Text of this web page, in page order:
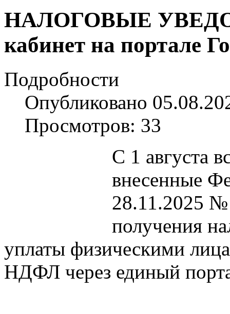
НАЛОГОВЫЕ
кабинет на портале
Подробности
Опубликовано
Просмотров: 33
С 1 августа
внесенные
28.11.2025
получения
уплаты физическими
НДФЛ через единый